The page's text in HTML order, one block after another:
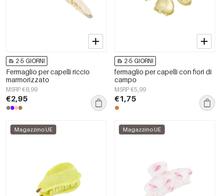
2-5 GIORNI
Fermaglio per capelli riccio
marmorizzato
MSRP €8,99
€2,95
2-5 GIORNI
fermaglio per capelli con fiori di
campo
MSRP €5,99
€1,75
Magazzino UE Magazzino UE